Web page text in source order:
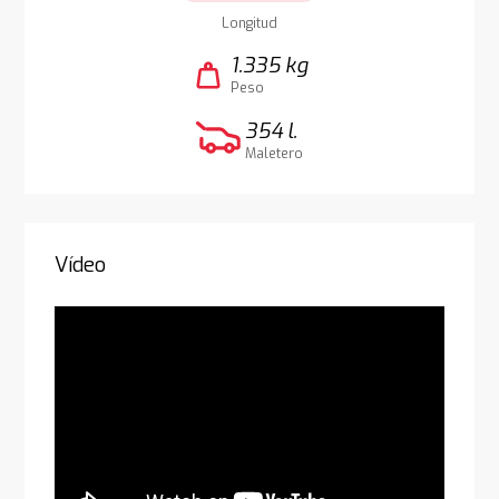
Longitud
weight 1.335 kg
Peso
354 l.
Maletero
Vídeo